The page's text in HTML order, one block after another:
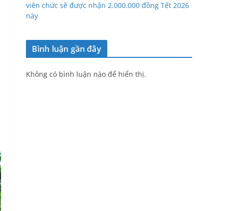
viên chức sẽ được nhận 2.000.000 đồng Tết 2026
này
Bình luận gần đây
Không có bình luận nào để hiển thị.